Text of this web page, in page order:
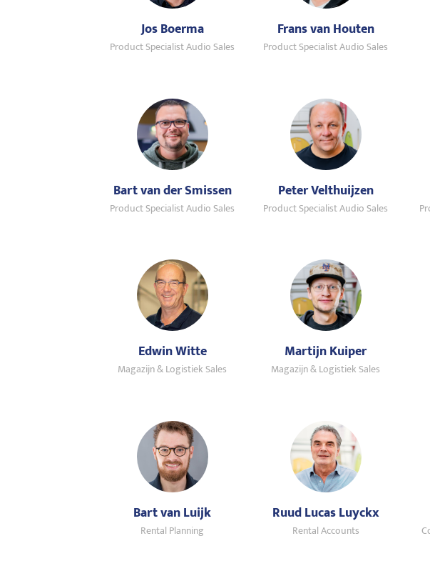
Jos Boerma
Product Specialist Audio Sales
Frans van Houten
Product Specialist Audio Sales
Bart van der Smissen
Product Specialist Audio Sales
Peter Velthuijzen
Product Specialist Audio Sales
Edwin Witte
Magazijn & Logistiek Sales
Martijn Kuiper
Magazijn & Logistiek Sales
Bart van Luijk
Rental Planning
Ruud Lucas Luyckx
Rental Accounts